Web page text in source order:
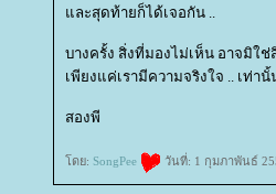
ละสุดท้ายก็ได้เจอกัน ..
บางครั้ง สิ่งที่มองไม่เห็น อาจมิใ
เพียงแค่เรามีความจริงใจ .. เท่านั้
สองพี
ดย: SongPee วันที่: 1 กุมภาพันธ์